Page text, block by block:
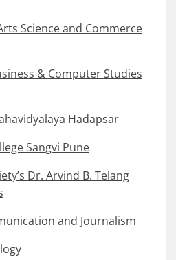
Science and Commerce
& Computer Studies
Hadapsar
Sangvi Pune
Dr. Arvind B. Telang
and Journalism